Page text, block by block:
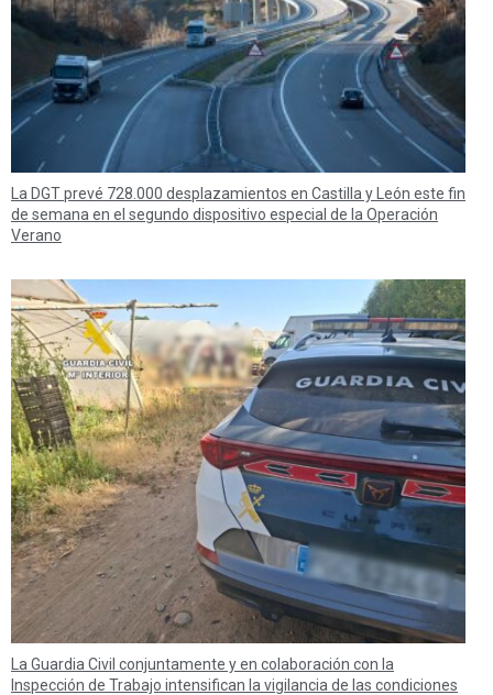
La DGT prevé 728.000 desplazamientos en Castilla y León este fin
de semana en el segundo dispositivo especial de la Operación
Verano
La Guardia Civil conjuntamente y en colaboración con la
Inspección de Trabajo intensifican la vigilancia de las condiciones